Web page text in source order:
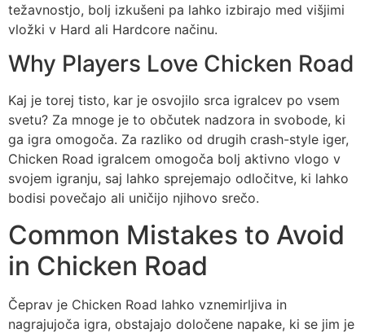
težavnostjo, bolj izkušeni pa lahko izbirajo med višjimi
vložki v Hard ali Hardcore načinu.
Why Players Love Chicken Road
Kaj je torej tisto, kar je osvojilo srca igralcev po vsem
svetu? Za mnoge je to občutek nadzora in svobode, ki
ga igra omogoča. Za razliko od drugih crash-style iger,
Chicken Road igralcem omogoča bolj aktivno vlogo v
svojem igranju, saj lahko sprejemajo odločitve, ki lahko
bodisi povečajo ali uničijo njihovo srečo.
Common Mistakes to Avoid
in Chicken Road
Čeprav je Chicken Road lahko vznemirljiva in
nagrajujoča igra, obstajajo določene napake, ki se jim je